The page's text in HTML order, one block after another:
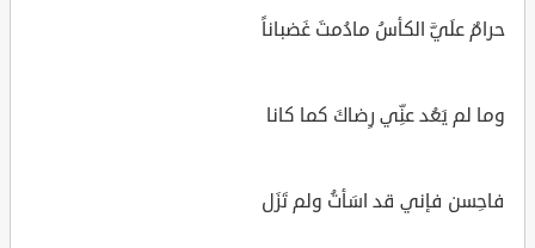
حرامٌ علَيَّ الكأسُ مادُمتَ غَضباناً
وما لم يَعُد عنِّي رِضاكَ كما كانا
فاحِسن فإني قد اسَأتُ ولم تَزَل